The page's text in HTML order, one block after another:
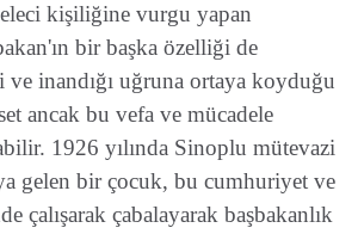
kişiliğine vurgu yapan
bir başka özelliği de
inandığı uğruna ortaya koyduğu
ancak bu vefa ve mücadele
1926 yılında Sinoplu mütevazi
gelen bir çocuk, bu cumhuriyet ve
çalışarak çabalayarak başbakanlık